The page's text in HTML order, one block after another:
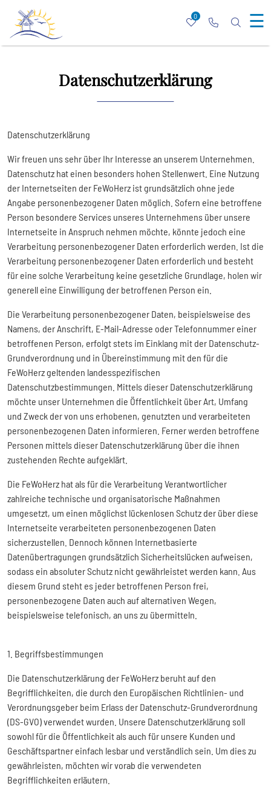
☰
0
Datenschutzerklärung
Datenschutzerklärung
Wir freuen uns sehr über Ihr Interesse an unserem Unternehmen.
Datenschutz hat einen besonders hohen Stellenwert. Eine Nutzung
der Internetseiten der FeWoHerz ist grundsätzlich ohne jede
Angabe personenbezogener Daten möglich. Sofern eine betroffene
Person besondere Services unseres Unternehmens über unsere
Internetseite in Anspruch nehmen möchte, könnte jedoch eine
Verarbeitung personenbezogener Daten erforderlich werden. Ist die
Verarbeitung personenbezogener Daten erforderlich und besteht
für eine solche Verarbeitung keine gesetzliche Grundlage, holen wir
generell eine Einwilligung der betroffenen Person ein.
Die Verarbeitung personenbezogener Daten, beispielsweise des
Namens, der Anschrift, E-Mail-Adresse oder Telefonnummer einer
betroffenen Person, erfolgt stets im Einklang mit der Datenschutz-
Grundverordnung und in Übereinstimmung mit den für die
FeWoHerz geltenden landesspezifischen
Datenschutzbestimmungen. Mittels dieser Datenschutzerklärung
möchte unser Unternehmen die Öffentlichkeit über Art, Umfang
und Zweck der von uns erhobenen, genutzten und verarbeiteten
personenbezogenen Daten informieren. Ferner werden betroffene
Personen mittels dieser Datenschutzerklärung über die ihnen
zustehenden Rechte aufgeklärt.
Die FeWoHerz hat als für die Verarbeitung Verantwortlicher
zahlreiche technische und organisatorische Maßnahmen
umgesetzt, um einen möglichst lückenlosen Schutz der über diese
Internetseite verarbeiteten personenbezogenen Daten
sicherzustellen. Dennoch können Internetbasierte
Datenübertragungen grundsätzlich Sicherheitslücken aufweisen,
sodass ein absoluter Schutz nicht gewährleistet werden kann. Aus
diesem Grund steht es jeder betroffenen Person frei,
personenbezogene Daten auch auf alternativen Wegen,
beispielsweise telefonisch, an uns zu übermitteln.
1. Begriffsbestimmungen
Die Datenschutzerklärung der FeWoHerz beruht auf den
Begrifflichkeiten, die durch den Europäischen Richtlinien- und
Verordnungsgeber beim Erlass der Datenschutz-Grundverordnung
(DS-GVO) verwendet wurden. Unsere Datenschutzerklärung soll
sowohl für die Öffentlichkeit als auch für unsere Kunden und
Geschäftspartner einfach lesbar und verständlich sein. Um dies zu
gewährleisten, möchten wir vorab die verwendeten
Begrifflichkeiten erläutern.